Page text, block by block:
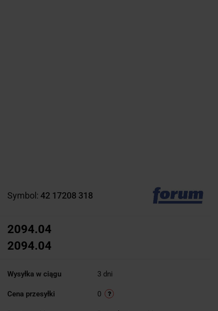
Symbol: 42 17208 318
2094.04
2094.04
Wysyłka w ciągu 3 dni
Cena przesyłki 0